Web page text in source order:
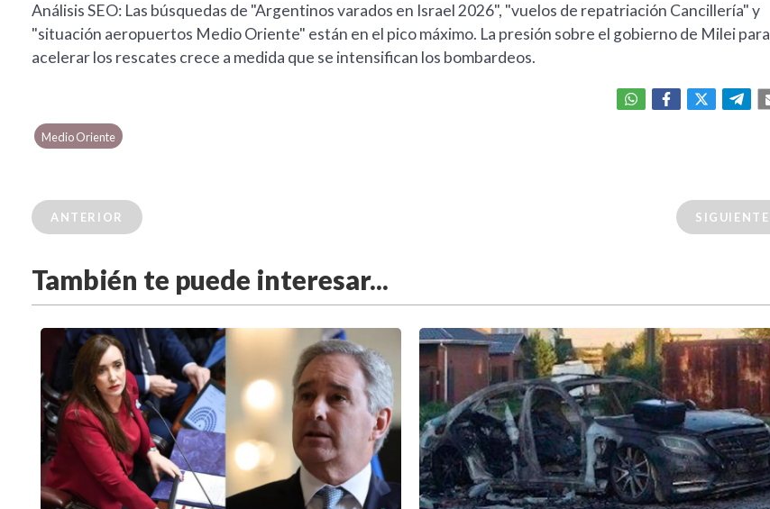
Análisis SEO: Las búsquedas de "Argentinos varados en Israel 2026", "vuelos de repatriación Cancillería" y
"situación aeropuertos Medio Oriente" están en el pico máximo. La presión sobre el gobierno de Milei para
acelerar los rescates crece a medida que se intensifican los bombardeos.
Medio Oriente
ANTERIOR SIGUIENTE
También te puede interesar...